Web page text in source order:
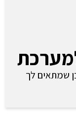
שמתאים לך